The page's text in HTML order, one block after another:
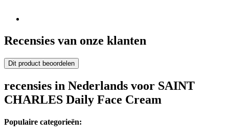
Recensies van onze klanten
Dit product beoordelen
recensies in Nederlands voor SAINT
CHARLES Daily Face Cream
Populaire categorieën: